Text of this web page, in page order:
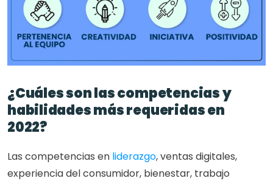
¿Cuáles son las competencias y
habilidades más requeridas en
2022?
Las competencias en liderazgo, ventas digitales,
experiencia del consumidor, bienestar, trabajo